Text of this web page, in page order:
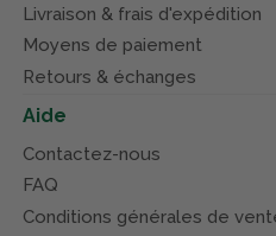
Livraison & frais d'expédition
Moyens de paiement
Retours & échanges
Aide
Contactez-nous
FAQ
Conditions générales de